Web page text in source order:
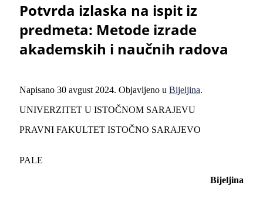
Potvrda izlaska na ispit iz
predmeta: Metode izrade
akademskih i naučnih radova
Napisano 30 avgust 2024. Objavljeno u Bijeljina.
UNIVERZITET U ISTOČNOM SARAJEVU
PRAVNI FAKULTET ISTOČNO SARAJEVO
PALE
Bijeljina